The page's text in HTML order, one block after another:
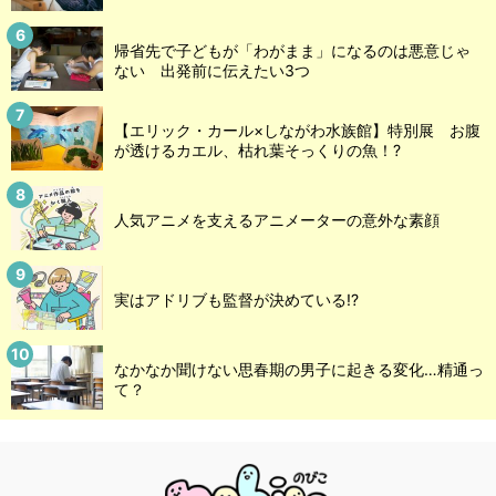
帰省先で子どもが「わがまま」になるのは悪意じゃ
ない 出発前に伝えたい3つ
【エリック・カール×しながわ水族館】特別展 お腹
が透けるカエル、枯れ葉そっくりの魚！?
人気アニメを支えるアニメーターの意外な素顔
実はアドリブも監督が決めている!?
なかなか聞けない思春期の男子に起きる変化…精通っ
て？